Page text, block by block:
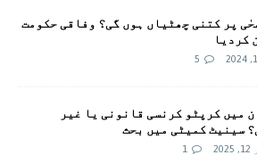
پر کتنی چھٹیاں ہوں گی؟ وفاقی حکومت
کردیا
5
میں کرپٹو کرنسی قانونی یا غیر
سینیٹ کمیٹی میں بحث
1